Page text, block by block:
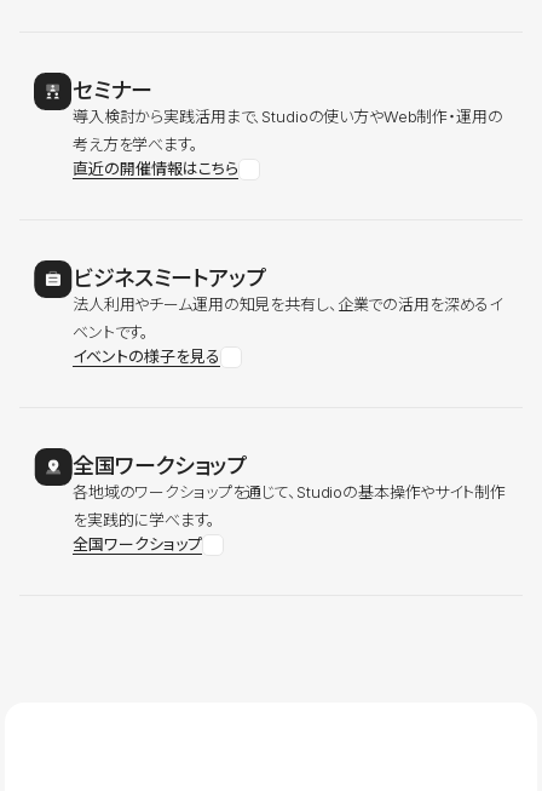
セミナー
導入検討から実践活用まで、Studioの使い方やWeb制作・運用の
考え方を学べます。
直近の開催情報はこちら
ビジネスミートアップ
法人利用やチーム運用の知見を共有し、企業での活用を深めるイ
ベントです。
イベントの様子を見る
全国ワークショップ
各地域のワークショップを通じて、Studioの基本操作やサイト制作
を実践的に学べます。
全国ワークショップ